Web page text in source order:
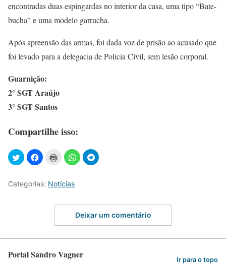
encontradas duas espingardas no interior da casa, uma tipo “Bate-
bucha” e uma modelo garrucha.
Após apreensão das armas, foi dada voz de prisão ao acusado que
foi levado para a delegacia de Polícia Civil, sem lesão corporal.
Guarnição:
2° SGT Araújo
3° SGT Santos
Compartilhe isso:
Categorias: Notícias
Deixar um comentário
Portal Sandro Vagner Ir para o topo